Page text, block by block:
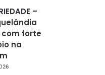
–
forte
na